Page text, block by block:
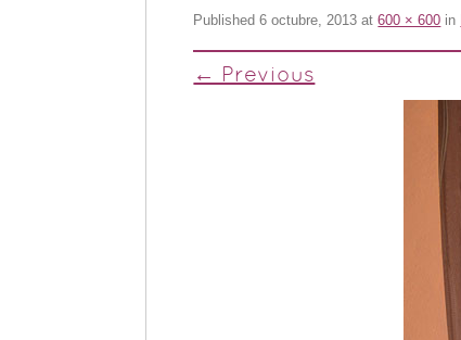
Published6 octubre, 2013 at600 × 600 in
← Previous